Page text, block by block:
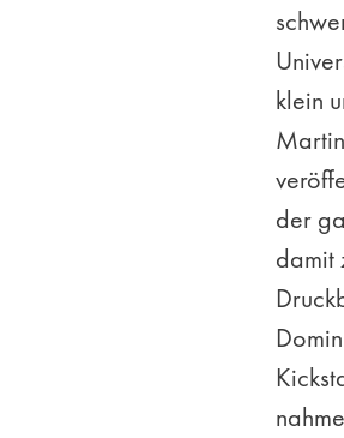
klein
der
damit